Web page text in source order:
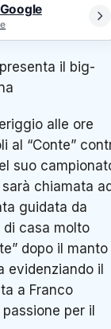
il big-
alle ore
al “Conte”
suo
chiamata
guidata da
di casa molto
dopo il manto
evidenziando il
a Franco
per il